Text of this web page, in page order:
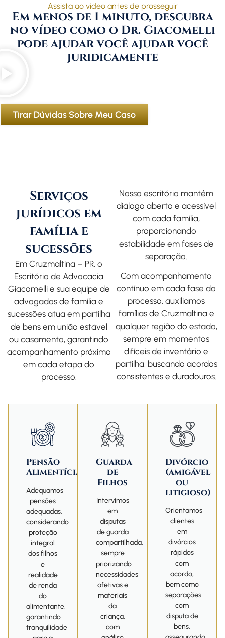
Assista ao vídeo antes de prosseguir
Em menos de 1 minuto, descubra
no vídeo como o Dr. Giacomelli
pode ajudar você ajudar você
juridicamente
Tirar Dúvidas Sobre Meu Caso
Serviços
jurídicos em
família e
sucessões
Em Cruzmaltina – PR, o
Escritório de Advocacia
Giacomellie sua equipe de
advogados de família e
sucessões atua em partilha
de bens em união estável
ou casamento, garantindo
acompanhamento próximo
em cada etapa do
processo.
Nosso escritório mantém
diálogo aberto e acessível
com cada família,
proporcionando
estabilidade em fases de
separação.
Com acompanhamento
contínuo em cada fase do
processo, auxiliamos
famílias de Cruzmaltina e
qualquer região do estado,
sempre em momentos
difíceis de inventário e
partilha, buscando acordos
consistentes e duradouros.
Pensão
Alimentícia
Adequamos
pensões
adequadas,
considerando
proteção
integral
dos filhos
e
realidade
de renda
do
alimentante,
garantindo
tranquilidade
Guarda
de
Filhos
Intervimos
em
disputas
de guarda
compartilhada,
sempre
priorizando
necessidades
afetivas e
materiais
da
criança,
com
Divórcio
(amigável
ou
litigioso)
Orientamos
clientes
em
divórcios
rápidos
com
acordo,
bem como
separações
com
disputa de
bens,